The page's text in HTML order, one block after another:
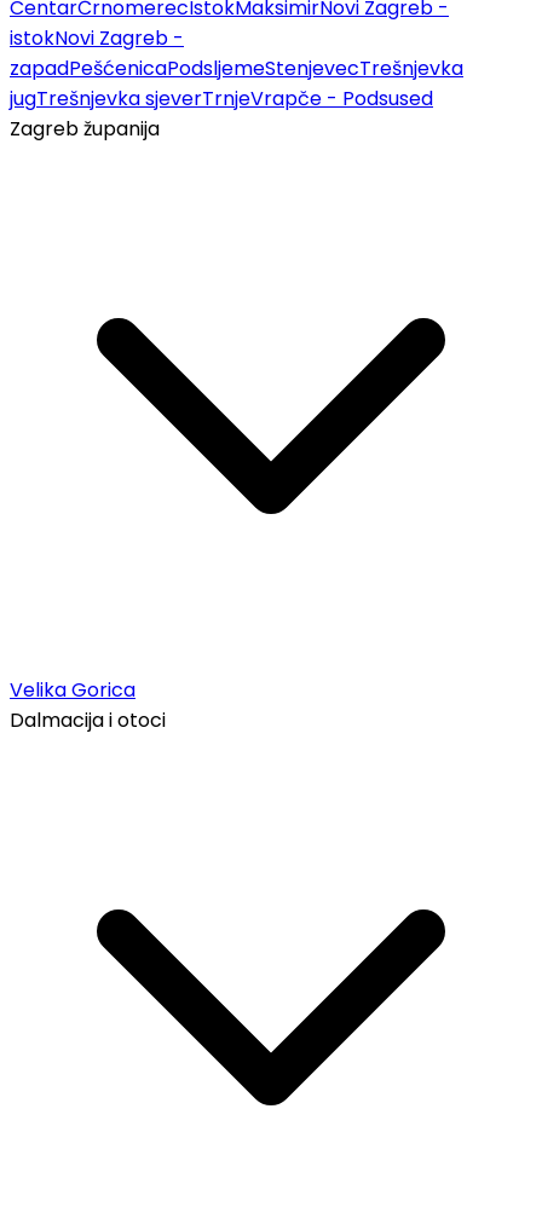
CentarČrnomerecIstokMaksimirNovi Zagreb -
istokNovi Zagreb -
zapadPešćenicaPodsljemeStenjevecTrešnjevka
jugTrešnjevka sjeverTrnjeVrapče - Podsused
Zagreb županija
Velika Gorica
Dalmacija i otoci